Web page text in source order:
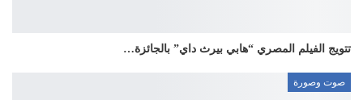
تتويج الفيلم المصري “هابي بيرث داي” بالجائزة…
صوت وصورة